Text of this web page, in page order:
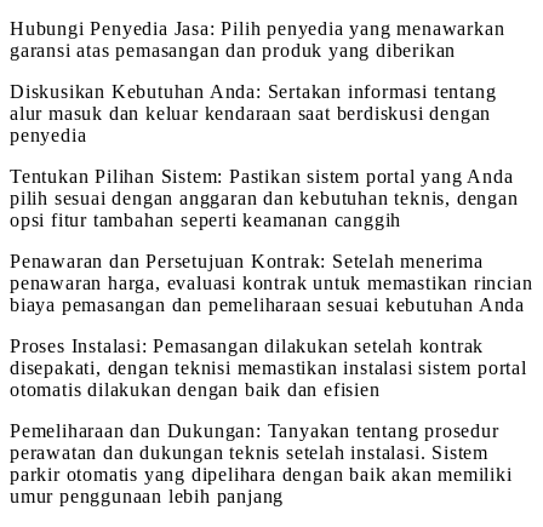
Hubungi Penyedia Jasa: Pilih penyedia yang menawarkan
garansi atas pemasangan dan produk yang diberikan
Diskusikan Kebutuhan Anda: Sertakan informasi tentang
alur masuk dan keluar kendaraan saat berdiskusi dengan
penyedia
Tentukan Pilihan Sistem: Pastikan sistem portal yang Anda
pilih sesuai dengan anggaran dan kebutuhan teknis, dengan
opsi fitur tambahan seperti keamanan canggih
Penawaran dan Persetujuan Kontrak: Setelah menerima
penawaran harga, evaluasi kontrak untuk memastikan rincian
biaya pemasangan dan pemeliharaan sesuai kebutuhan Anda
Proses Instalasi: Pemasangan dilakukan setelah kontrak
disepakati, dengan teknisi memastikan instalasi sistem portal
otomatis dilakukan dengan baik dan efisien
Pemeliharaan dan Dukungan: Tanyakan tentang prosedur
perawatan dan dukungan teknis setelah instalasi. Sistem
parkir otomatis yang dipelihara dengan baik akan memiliki
umur penggunaan lebih panjang